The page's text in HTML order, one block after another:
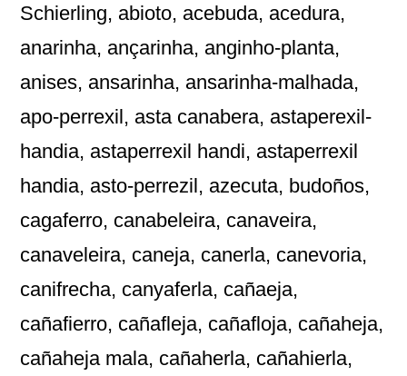
Schierling, abioto, acebuda, acedura,
anarinha, ançarinha, anginho-planta,
anises, ansarinha, ansarinha-malhada,
apo-perrexil, asta canabera, astaperexil-
handia, astaperrexil handi, astaperrexil
handia, asto-perrezil, azecuta, budoños,
cagaferro, canabeleira, canaveira,
canaveleira, caneja, canerla, canevoria,
canifrecha, canyaferla, cañaeja,
cañafierro, cañafleja, cañafloja, cañaheja,
cañaheja mala, cañaherla, cañahierla,